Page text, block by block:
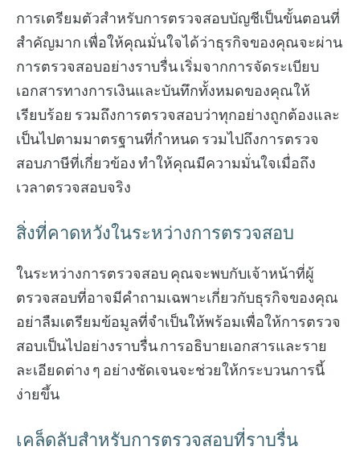
การเตรียมตัวสำหรับการตรวจสอบบัญชีเป็นขั้นตอนที่
สำคัญมาก เพื่อให้คุณมั่นใจได้ว่าธุรกิจของคุณจะผ่าน
การตรวจสอบอย่างราบรื่น เริ่มจากการจัดระเบียบ
เอกสารทางการเงินและบันทึกทั้งหมดของคุณให้
เรียบร้อย รวมถึงการตรวจสอบว่าทุกอย่างถูกต้องและ
เป็นไปตามมาตรฐานที่กำหนด รวมไปถึงการตรวจ
สอบภาษีที่เกี่ยวข้อง ทำให้คุณมีความมั่นใจเมื่อถึง
เวลาตรวจสอบจริง
สิ่งที่คาดหวังในระหว่างการตรวจสอบ
ในระหว่างการตรวจสอบ คุณจะพบกับเจ้าหน้าที่ผู้
ตรวจสอบที่อาจมีคำถามเฉพาะเกี่ยวกับธุรกิจของคุณ
อย่าลืมเตรียมข้อมูลที่จำเป็นให้พร้อมเพื่อให้การตรวจ
สอบเป็นไปอย่างราบรื่น การอธิบายเอกสารและราย
ละเอียดต่าง ๆ อย่างชัดเจนจะช่วยให้กระบวนการนี้
ง่ายขึ้น
เคล็ดลับสำหรับการตรวจสอบที่ราบรื่น